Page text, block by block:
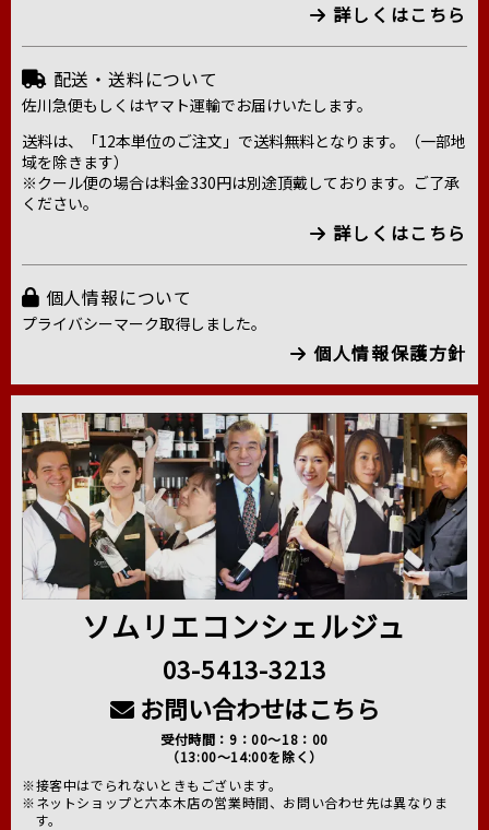
詳しくはこちら
配送・送料について
佐川急便もしくはヤマト運輸でお届けいたします。
送料は、「12本単位のご注文」で送料無料となります。（一部地
域を除きます）
※クール便の場合は料金330円は別途頂戴しております。ご了承
ください。
詳しくはこちら
個人情報について
プライバシーマーク取得しました。
個人情報保護方針
ソムリエコンシェルジュ
03-5413-3213
お問い合わせはこちら
受付時間：9：00～18：00
（13:00～14:00を除く）
※接客中はでられないときもございます。
※ネットショップと六本木店の営業時間、お問い合わせ先は異なりま
す。